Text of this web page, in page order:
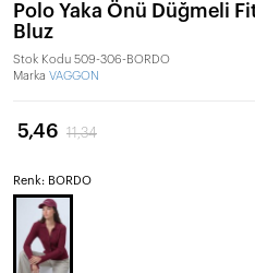
Polo Yaka Önü Düğmeli
Bluz
Stok Kodu 509-306-BORDO
Marka VAGGON
5,46 11,34
Renk: BORDO